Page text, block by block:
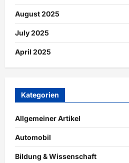
August 2025
July 2025
April 2025
Kategorien
Allgemeiner Artikel
Automobil
Bildung & Wissenschaft